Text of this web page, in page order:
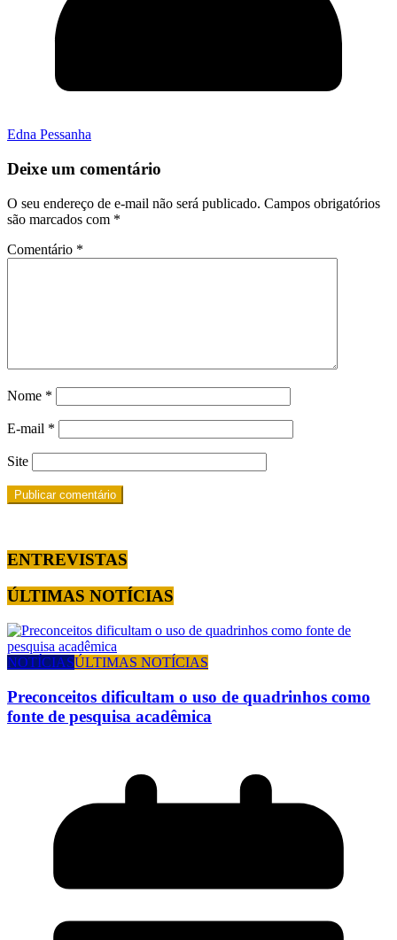
Edna Pessanha
Deixe um comentário
O seu endereço de e-mail não será publicado. Campos obrigatórios
são marcados com *
Comentário *
Nome *
E-mail *
Site
ENTREVISTAS
ÚLTIMAS NOTÍCIAS
NOTÍCIASÚLTIMAS NOTÍCIAS
Preconceitos dificultam o uso de quadrinhos como
fonte de pesquisa acadêmica